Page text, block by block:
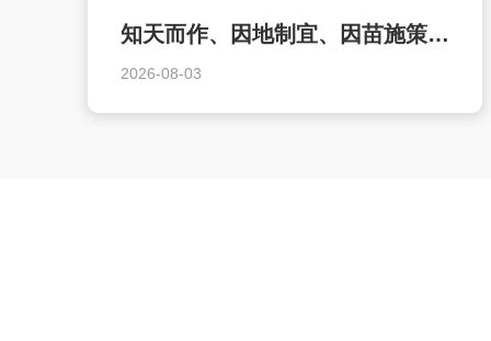
知天而作、因地制宜、因苗施策，农业智能体让AI扎根田间地头
2026-08-03